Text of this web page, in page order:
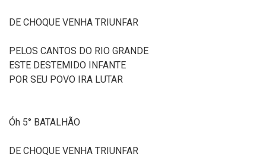
DE CHOQUE VENHA TRIUNFAR
PELOS CANTOS DO RIO GRANDE
ESTE DESTEMIDO INFANTE
POR SEU POVO IRA LUTAR
Óh 5° BATALHÃO
DE CHOQUE VENHA TRIUNFAR